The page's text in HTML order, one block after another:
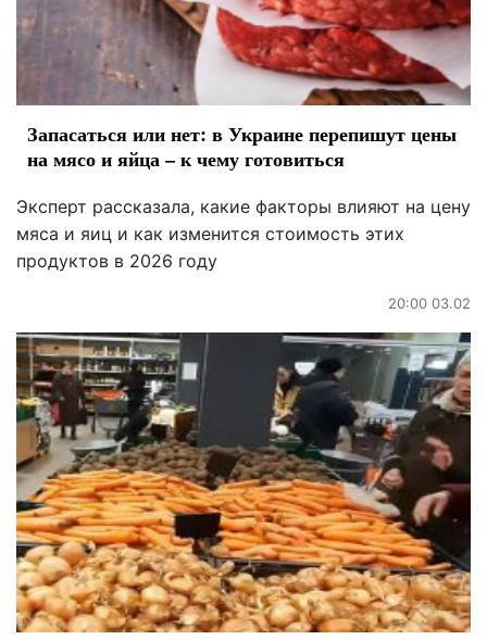
Запасаться или нет: в Украине перепишут цены
на мясо и яйца – к чему готовиться
Эксперт рассказала, какие факторы влияют на цену
мяса и яиц и как изменится стоимость этих
продуктов в 2026 году
20:00 03.02